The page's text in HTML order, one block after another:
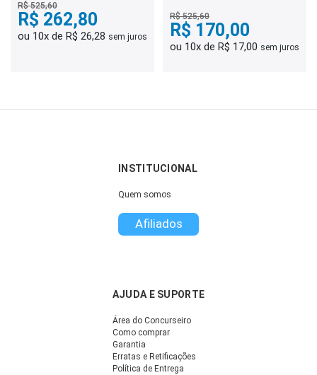
R$ 525,60
R$ 262,80
ou 10x de R$ 26,28 sem juros
R$ 525,60
R$ 170,00
ou 10x de R$ 17,00 sem juros
INSTITUCIONAL
Quem somos
Afiliados
AJUDA E SUPORTE
Área do Concurseiro
Como comprar
Garantia
Erratas e Retificações
Política de Entrega